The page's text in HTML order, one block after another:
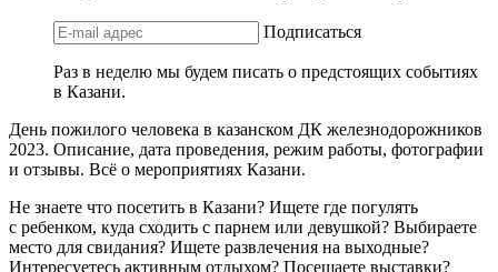
Подписаться
Раз в неделю мы будем писать о предстоящих событиях
в Казани.
День пожилого человека в казанском ДК железнодорожников
2023. Описание, дата проведения, режим работы, фотографии
и отзывы. Всё о мероприятиях Казани.
Не знаете что посетить в Казани? Ищете где погулять
с ребенком, куда сходить с парнем или девушкой? Выбираете
место для свидания? Ищете развлечения на выходные?
Интересуетесь активным отдыхом? Посещаете выставки?